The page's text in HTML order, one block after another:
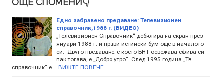
Едно забравено предаване: Телевизионен
справочник,1988 г. (ВИДЕО)
„Телевизионен Справочник“ дебютира на екран през
януари 1988 г. и прави истински бум още в началото
си. Друго предаване, с което БНТ освежава ефира си
пак тогава, е „Добро утро“. След 1995 година „Тв
справочник“ е …
ВИЖТЕ ПОВЕЧЕ